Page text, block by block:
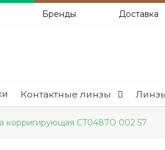
Бренды Доставка
Контактные линзы
корригирующая CT0487O 002 57